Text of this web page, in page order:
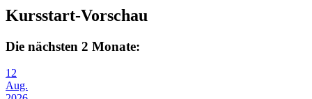
Kursstart-Vorschau
Die nächsten 2 Monate:
12
Aug.